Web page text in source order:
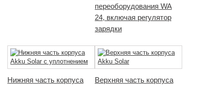
переоборудования WA
24, включая регулятор
зарядки
Нижняя часть корпуса
Верхняя часть корпуса